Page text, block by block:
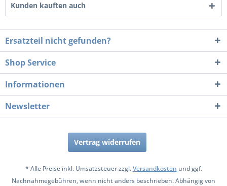
Kunden kauften auch
Ersatzteil nicht gefunden?
Shop Service
Informationen
Newsletter
Vertrag widerrufen
* Alle Preise inkl. Umsatzsteuer zzgl.Versandkosten und ggf.
Nachnahmegebühren, wenn nicht anders beschrieben. Abhängig von